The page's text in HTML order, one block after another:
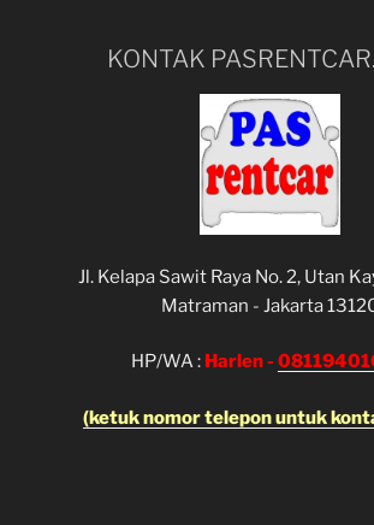
KONTAK
Jl. Kelapa Sawit Raya No. 2, Utan
Matraman - Jakarta
HP/WA : Harlen -
(ketuk nomor telepon untuk